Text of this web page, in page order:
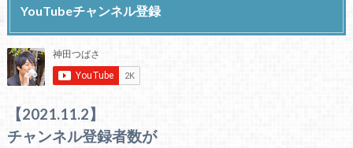
YouTubeチャンネル登録
【2021.11.2】
チャンネル登録者数が